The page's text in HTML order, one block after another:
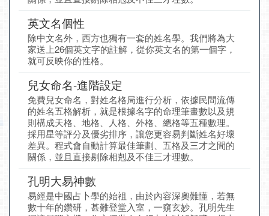
英文名個性
除中文名外，西方也獨有一套的姓名學。我們將為大
家送上26個英文字的註解，從你英文名的第一個字，
就可反映你的性格。
兒女命名-進階設定
免費兒女命名，對姓名格局進行分析，依據民間流傳
的姓名五格解析，就是根據名字的命理筆畫數以及規
則構成天格、地格、人格、外格、總格等五種數理。
採用星等評分及優劣排序，讓您更容易判斷姓名好壞
差異。程式會自動計算最佳筆劃、五格及三才之間的
關係，並且直接剔除相剋及不佳三才理數。
孔明大易神數
易經是中國占卜學的始祖，由於內容深奧難懂，若無
數十年的鑽研，甚難登堂入室，一窺玄妙。孔明先生